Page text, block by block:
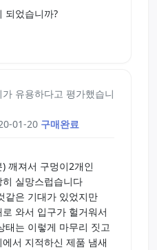
되었습니까?
유용하다고 평가했습니
01-20 구매완료
깨져서 구멍이2개인
실망스럽습니다
같은 기대가 있었지만
와서 입구가 헐거워서
태는 이렇게 마무리 짓고
서 지적하신 제품 냄새